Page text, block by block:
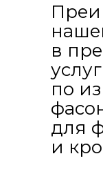
в
услуг
по
для
и